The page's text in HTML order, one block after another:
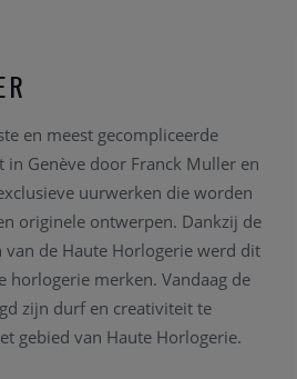
en meest gecompliceerde
Genève door Franck Muller en
uurwerken die worden
originele ontwerpen. Dankzij de
de Haute Horlogerie werd dit
horlogerie merken. Vandaag de
zijn durf en creativiteit te
gebied van Haute Horlogerie.